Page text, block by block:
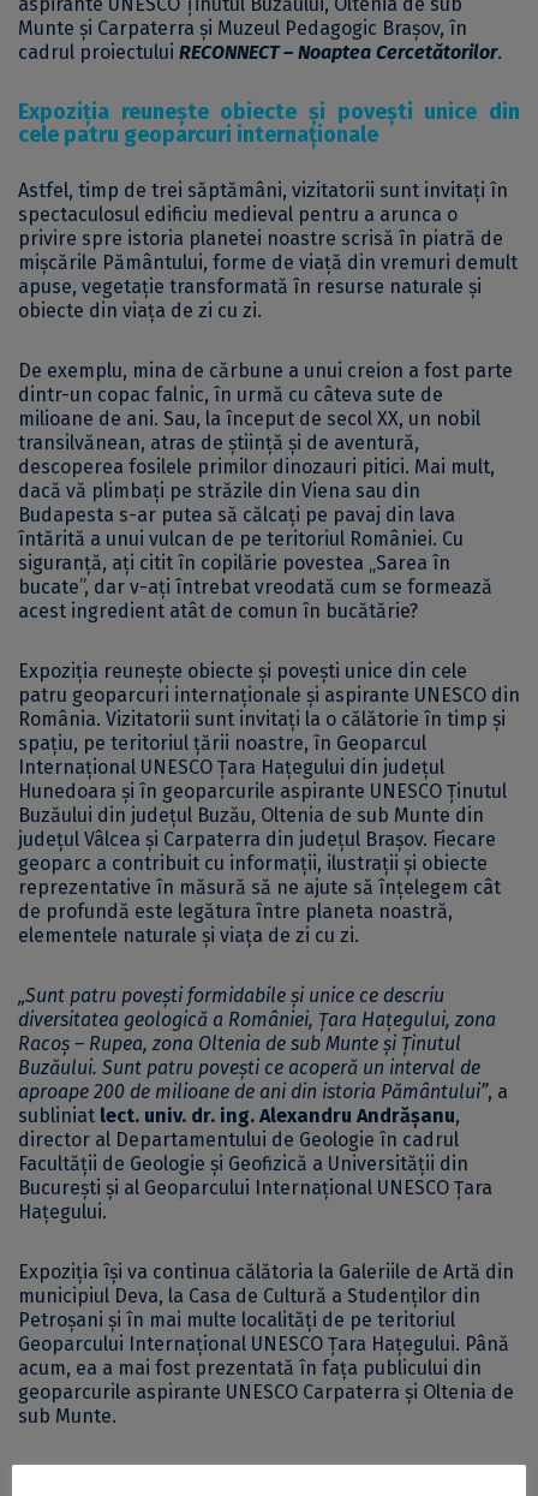
Munte și Carpaterra și Muzeul Pedagogic Brașov, în
cadrul proiectului RECONNECT – Noaptea Cercetătorilor.
Expoziția reunește obiecte și povești unice din
cele patru geoparcuri internaționale
Astfel, timp de trei săptămâni, vizitatorii sunt invitați în
spectaculosul edificiu medieval pentru a arunca o
privire spre istoria planetei noastre scrisă în piatră de
mișcările Pământului, forme de viață din vremuri demult
apuse, vegetație transformată în resurse naturale și
obiecte din viața de zi cu zi.
De exemplu, mina de cărbune a unui creion a fost parte
dintr-un copac falnic, în urmă cu câteva sute de
milioane de ani. Sau, la început de secol XX, un nobil
transilvănean, atras de știință și de aventură,
descoperea fosilele primilor dinozauri pitici. Mai mult,
dacă vă plimbați pe străzile din Viena sau din
Budapesta s-ar putea să călcați pe pavaj din lava
întărită a unui vulcan de pe teritoriul României. Cu
siguranță, ați citit în copilărie povestea „Sarea în
bucate”, dar v-ați întrebat vreodată cum se formează
acest ingredient atât de comun în bucătărie?
Expoziția reunește obiecte și povești unice din cele
patru geoparcuri internaționale și aspirante UNESCO din
România. Vizitatorii sunt invitați la o călătorie în timp și
spațiu, pe teritoriul țării noastre, în Geoparcul
Internațional UNESCO Țara Hațegului din județul
Hunedoara și în geoparcurile aspirante UNESCO Ținutul
Buzăului din județul Buzău, Oltenia de sub Munte din
județul Vâlcea și Carpaterra din județul Brașov. Fiecare
geoparc a contribuit cu informații, ilustrații și obiecte
reprezentative în măsură să ne ajute să înțelegem cât
de profundă este legătura între planeta noastră,
elementele naturale și viața de zi cu zi.
„Sunt patru povești formidabile și unice ce descriu
diversitatea geologică a României, Țara Hațegului, zona
Racoș – Rupea, zona Oltenia de sub Munte și Ținutul
Buzăului. Sunt patru povești ce acoperă un interval de
aproape 200 de milioane de ani din istoria Pământului”, a
subliniat lect. univ. dr. ing. Alexandru Andrășanu,
director al Departamentului de Geologie în cadrul
Facultății de Geologie și Geofizică a Universității din
București și al Geoparcului Internațional UNESCO Țara
Hațegului.
Expoziția își va continua călătoria la Galeriile de Artă din
municipiul Deva, la Casa de Cultură a Studenților din
Petroșani și în mai multe localități de pe teritoriul
Geoparcului Internațional UNESCO Țara Hațegului. Până
acum, ea a mai fost prezentată în fața publicului din
geoparcurile aspirante UNESCO Carpaterra și Oltenia de
sub Munte.